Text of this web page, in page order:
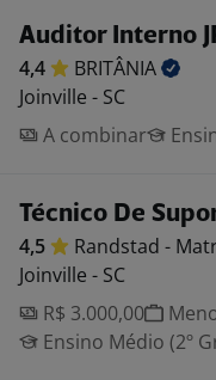
Auditor Interno
4,4
BRITÂNIA
Joinville - SC
A combinar
Técnico De
4,5 Randstad -
Joinville - SC
R$ 3.000,00
Ensino Médio (2º